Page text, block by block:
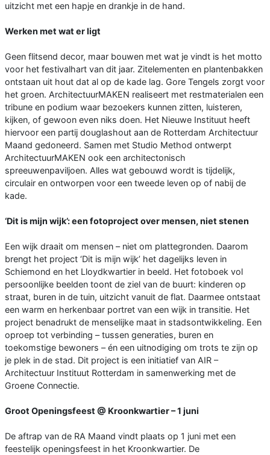
uitzicht met een hapje en drankje in de hand.
Werken met wat er ligt
Geen flitsend decor, maar bouwen met wat je vindt is het motto
voor het festivalhart van dit jaar. Zitelementen en plantenbakken
ontstaan uit hout dat al op de kade lag. Gore Tengels zorgt voor
het groen. ArchitectuurMAKEN realiseert met restmaterialen een
tribune en podium waar bezoekers kunnen zitten, luisteren,
kijken, of gewoon even niks doen. Het Nieuwe Instituut heeft
hiervoor een partij douglashout aan de Rotterdam Architectuur
Maand gedoneerd. Samen met Studio Method ontwerpt
ArchitectuurMAKEN ook een architectonisch
spreeuwenpaviljoen. Alles wat gebouwd wordt is tijdelijk,
circulair en ontworpen voor een tweede leven op of nabij de
kade.
‘Dit is mijn wijk’: een fotoproject over mensen, niet stenen
Een wijk draait om mensen – niet om plattegronden. Daarom
brengt het project ‘Dit is mijn wijk’ het dagelijks leven in
Schiemond en het Lloydkwartier in beeld. Het fotoboek vol
persoonlijke beelden toont de ziel van de buurt: kinderen op
straat, buren in de tuin, uitzicht vanuit de flat. Daarmee ontstaat
een warm en herkenbaar portret van een wijk in transitie. Het
project benadrukt de menselijke maat in stadsontwikkeling. Een
oproep tot verbinding – tussen generaties, buren en
toekomstige bewoners – én een uitnodiging om trots te zijn op
je plek in de stad. Dit project is een initiatief van AIR –
Architectuur Instituut Rotterdam in samenwerking met de
Groene Connectie.
Groot Openingsfeest @ Kroonkwartier – 1 juni
De aftrap van de RA Maand vindt plaats op 1 juni met een
feestelijk openingsfeest in het Kroonkwartier. De